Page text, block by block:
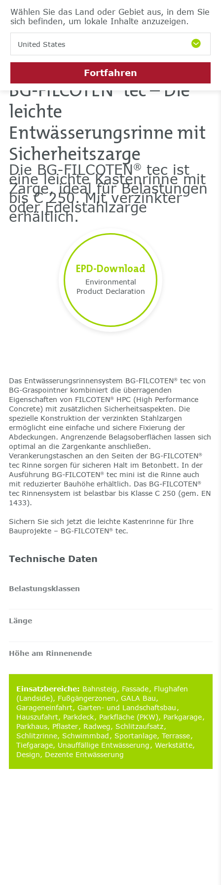
Wählen Sie das Land oder Gebiet aus, in dem Sie
sich befinden, um lokale Inhalte anzuzeigen.
United States
Fortfahren
BG-FILCOTEN®tec – Die
leichte
Entwässerungsrinne mit
Sicherheitszarge
Die BG-FILCOTEN® tec ist
eine leichte Kastenrinne mit
Zarge, ideal für Belastungen
bis C 250. Mit verzinkter
oder Edelstahlzarge
erhältlich.
EPD-Download
Environmental
Product Declaration
Das Entwässerungsrinnensystem BG-FILCOTEN®tec von
BG-Graspointner kombiniert die überragenden
Eigenschaften von FILCOTEN®HPC (High Performance
Concrete) mit zusätzlichen Sicherheitsaspekten. Die
spezielle Konstruktion der verzinkten Stahlzargen
ermöglicht eine einfache und sichere Fixierung der
Abdeckungen. Angrenzende Belagsoberflächen lassen sich
optimal an die Zargenkante anschließen.
Verankerungstaschen an den Seiten der BG-FILCOTEN®
tec Rinne sorgen für sicheren Halt im Betonbett. In der
Ausführung BG-FILCOTEN®tec mini ist die Rinne auch
mit reduzierter Bauhöhe erhältlich. Das BG-FILCOTEN®
tec Rinnensystem ist belastbar bis Klasse C 250 (gem. EN
1433).
Sichern Sie sich jetzt die leichte Kastenrinne für Ihre
Bauprojekte – BG-FILCOTEN®tec.
Technische Daten
Belastungsklassen
Länge
Höhe am Rinnenende
Einsatzbereiche: Bahnsteig Fassade Flughafen
(Landside) Fußgängerzonen GALA Bau
Garageneinfahrt Garten- und Landschaftsbau
Hauszufahrt Parkdeck Parkfläche (PKW) Parkgarage
Parkhaus Pflaster Radweg Schlitzaufsatz
Schlitzrinne Schwimmbad Sportanlage Terrasse
Tiefgarage Unauffällige Entwässerung Werkstätte
Design Dezente Entwässerung